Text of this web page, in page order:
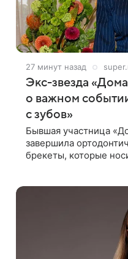
27 минут назад
Экс-звезда
о важном
с зубов»
Бывшая участница
завершила
брекеты, которые